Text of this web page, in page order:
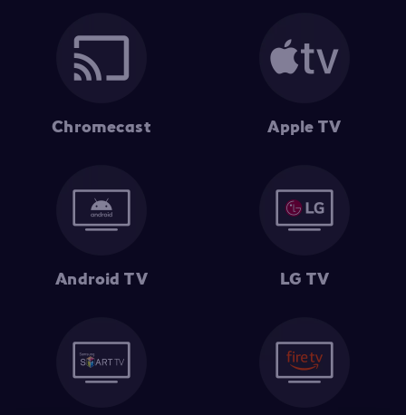
Chromecast Apple TV
Android TV LG TV